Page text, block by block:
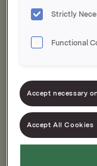
Ny &
Strictly
Functional
Accept necessary
Accept All Cookies